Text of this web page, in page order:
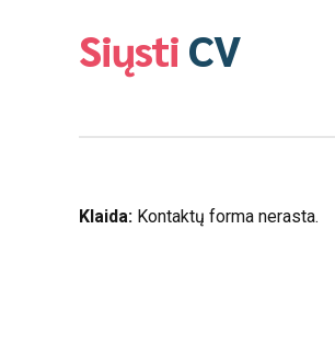
Siųsti CV
Klaida: Kontaktų forma nerasta.